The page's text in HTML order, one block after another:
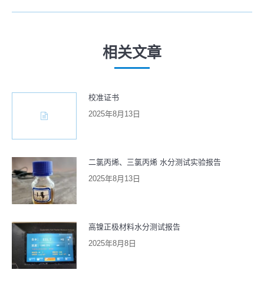
文
来
文
章：
相关文章
校准证书
2025年8月13日
二氯丙烯、三氯丙烯 水分测试实验报告
2025年8月13日
高镍正极材料水分测试报告
2025年8月8日